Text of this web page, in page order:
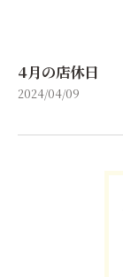
4月の店休日
2024/04/09